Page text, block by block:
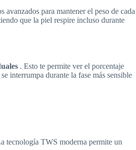
para mantener el peso de cada
que la piel respire incluso durante
. Esto te permite ver el porcentaje
interrumpa durante la fase más sensible
tecnología TWS moderna permite un